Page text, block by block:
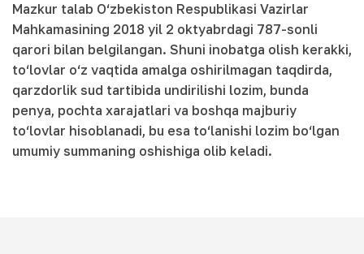
Mazkur talab O‘zbekiston Respublikasi Vazirlar
Mahkamasining 2018 yil 2 oktyabrdagi 787-sonli
qarori bilan belgilangan. Shuni inobatga olish kerakki,
to‘lovlar o‘z vaqtida amalga oshirilmagan taqdirda,
qarzdorlik sud tartibida undirilishi lozim, bunda
penya, pochta xarajatlari va boshqa majburiy
to‘lovlar hisoblanadi, bu esa to‘lanishi lozim bo‘lgan
umumiy summaning oshishiga olib keladi.